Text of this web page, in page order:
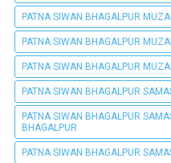
PATNA SIWAN BHAGALPUR
PATNA SIWAN BHAGALPUR
PATNA SIWAN BHAGALPUR
PATNA SIWAN BHAGALPUR
PATNA SIWAN BHAGALPUR
BHAGALPUR
PATNA SIWAN BHAGALPUR